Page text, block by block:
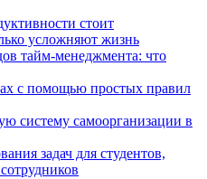
стоит
усложняют жизнь
тайм-менеджмента: что
с помощью простых правил
систему самоорганизации в
задач для студентов,